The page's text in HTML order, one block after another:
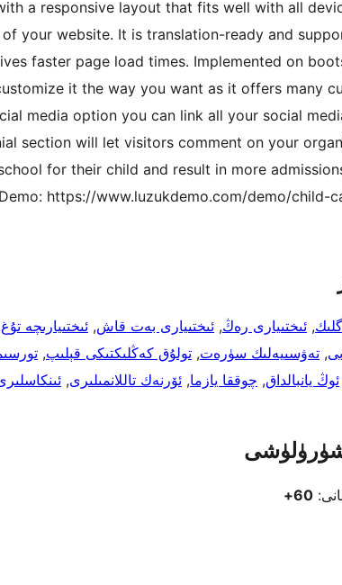
a responsive layout that fits well with all
your website. It is translation-ready and
faster page load times. Implemented on
it the way you want as it offers many
media option you can link all your social
section will let visitors comment on your
for their child and result in more
https://www.luzukdemo.com/demo/child-
, ئىختىيارى رەڭ, ئىختىيارى بەت قاش, ئىختىيارىچە تۇغ
, تەۋسىيەلىك سۈرەت, تولۇق كەڭلىكتىكى قېلىپ,
ئوڭ يانبالداق, چوققا يازما, ئۆرنەك تاللانمىلىرى,
60+